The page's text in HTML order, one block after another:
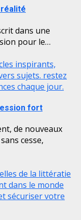
dans une
pour le…
fort
de nouveaux
cesse,